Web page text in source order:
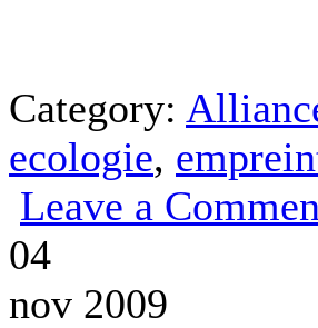
Category:
ecologie,
Leave a
04
nov 2009